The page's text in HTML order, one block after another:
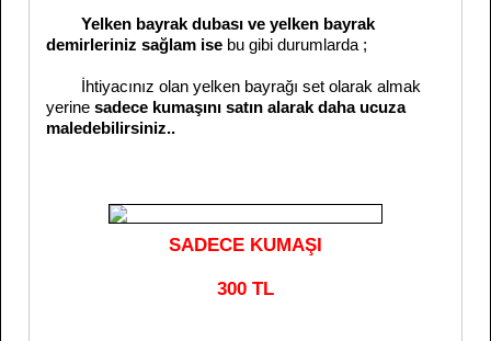
Yelken bayrak dubası ve yelken bayrak
demirleriniz sağlam ise bu gibi durumlarda ;
İhtiyacınız olan yelken bayrağı set olarak almak
yerine sadece kumaşını satın alarak daha ucuza
maledebilirsiniz..
SADECE KUMAŞI
300 TL